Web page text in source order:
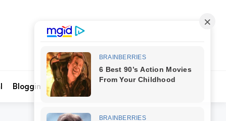
Blogging Search